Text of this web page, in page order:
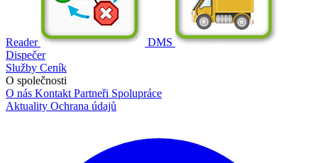
Reader
DMS
Dispečer
Služby Ceník
O společnosti
O nás Kontakt Partneři Spolupráce
Aktuality Ochrana údajů